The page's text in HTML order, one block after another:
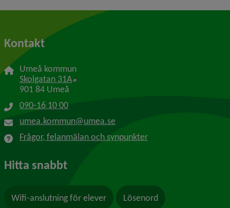
Kontakt
Umeå kommun
Skolgatan 31A Länk till annan webbplats, öppnas i nytt
901 84 Umeå
090-16 10 00
umea.kommun@umea.se
Frågor, felanmälan och synpunkter
Hitta snabbt
Wifi-anslutning för elever Lösenord